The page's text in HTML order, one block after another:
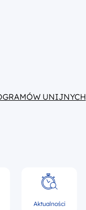
UNIJNYCH
Aktualności